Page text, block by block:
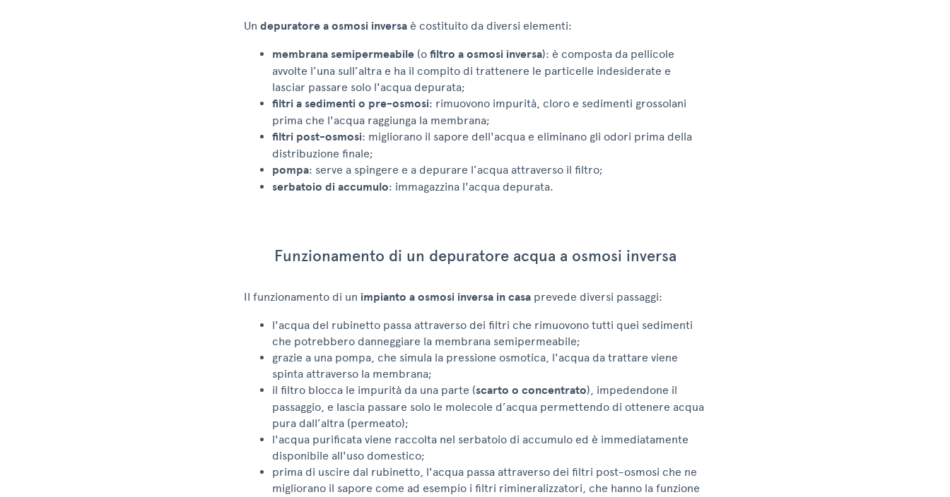
Un depuratore a osmosi inversa è costituito da diversi elementi:
membrana semipermeabile (o filtro a osmosi inversa): è composta da pellicole
avvolte l’una sull’altra e ha il compito di trattenere le particelle indesiderate e
lasciar passare solo l'acqua depurata;
filtri a sedimenti o pre-osmosi: rimuovono impurità, cloro e sedimenti grossolani
prima che l'acqua raggiunga la membrana;
filtri post-osmosi: migliorano il sapore dell'acqua e eliminano gli odori prima della
distribuzione finale;
pompa: serve a spingere e a depurare l’acqua attraverso il filtro;
serbatoio di accumulo: immagazzina l'acqua depurata.
Funzionamento di un depuratore acqua a osmosi inversa
Il funzionamento di un impianto a osmosi inversa in casa prevede diversi passaggi:
l'acqua del rubinetto passa attraverso dei filtri che rimuovono tutti quei sedimenti
che potrebbero danneggiare la membrana semipermeabile;
grazie a una pompa, che simula la pressione osmotica, l'acqua da trattare viene
spinta attraverso la membrana;
il filtro blocca le impurità da una parte (scarto o concentrato), impedendone il
passaggio, e lascia passare solo le molecole d’acqua permettendo di ottenere acqua
pura dall’altra (permeato);
l'acqua purificata viene raccolta nel serbatoio di accumulo ed è immediatamente
disponibile all'uso domestico;
prima di uscire dal rubinetto, l'acqua passa attraverso dei filtri post-osmosi che ne
migliorano il sapore come ad esempio i filtri rimineralizzatori, che hanno la funzione